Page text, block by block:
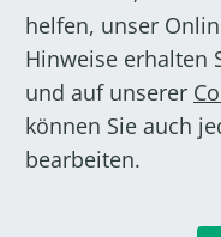
helfen, unser
Hinweise erhalten
und auf unserer
können Sie auch
bearbeiten.